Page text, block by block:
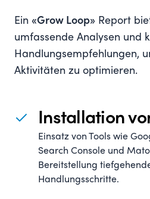
Ein «Grow Loop» Report
umfassende Analysen und
Handlungsempfehlungen,
Aktivitäten zu optimieren.
Installation
Einsatz von Tools wie
Search Console und
Bereitstellung
Handlungsschritte.